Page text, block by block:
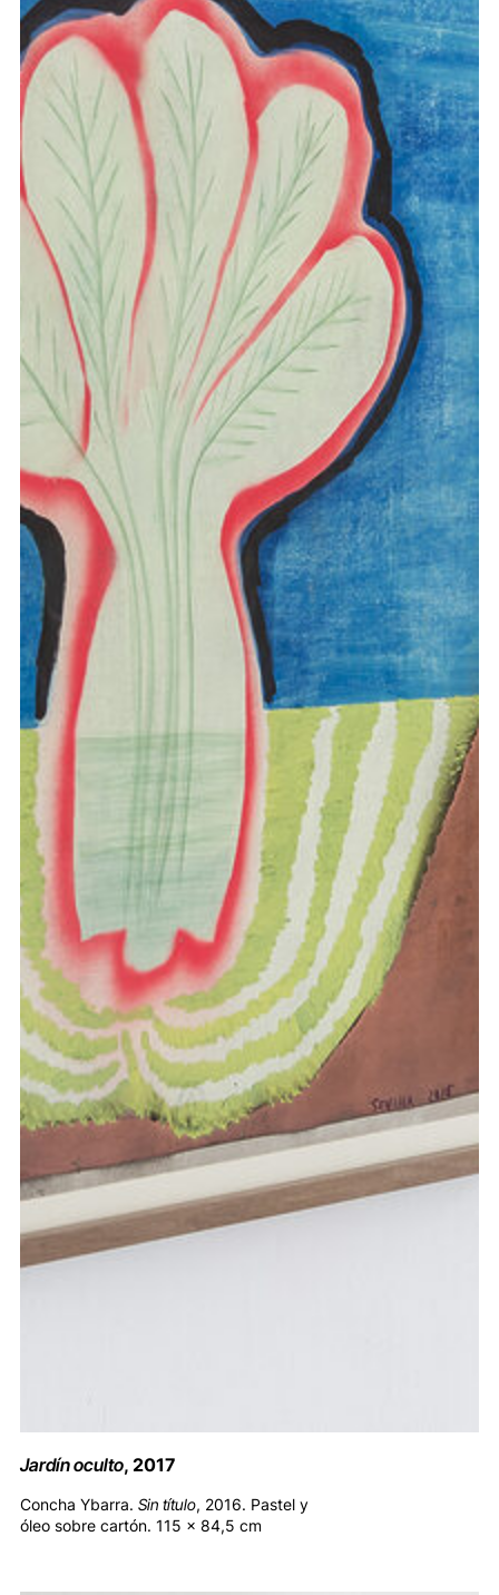
Jardín oculto, 2017
Concha Ybarra. Sin título, 2016. Pastel y
óleo sobre cartón. 115 x 84,5 cm